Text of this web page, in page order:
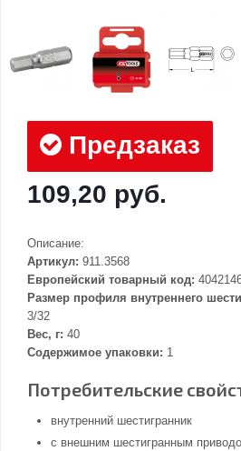
Предзаказ
109,20 руб.
Описание:
Артикул: 911.3568
Европейский товарный код:
Размер профиля внутреннего
3/32
Вес, г: 40
Содержимое упаковки: 1
Потребительские
внутренний шестигранник
с внешним шестигранным